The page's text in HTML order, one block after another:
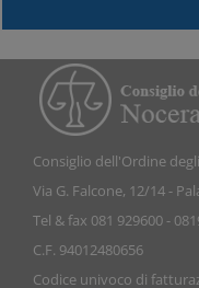
Consiglio dell'Ordine
Via G. Falcone, 12/14 -
Tel & fax 081 929600 -
C.F. 94012480656
Codice univoco di